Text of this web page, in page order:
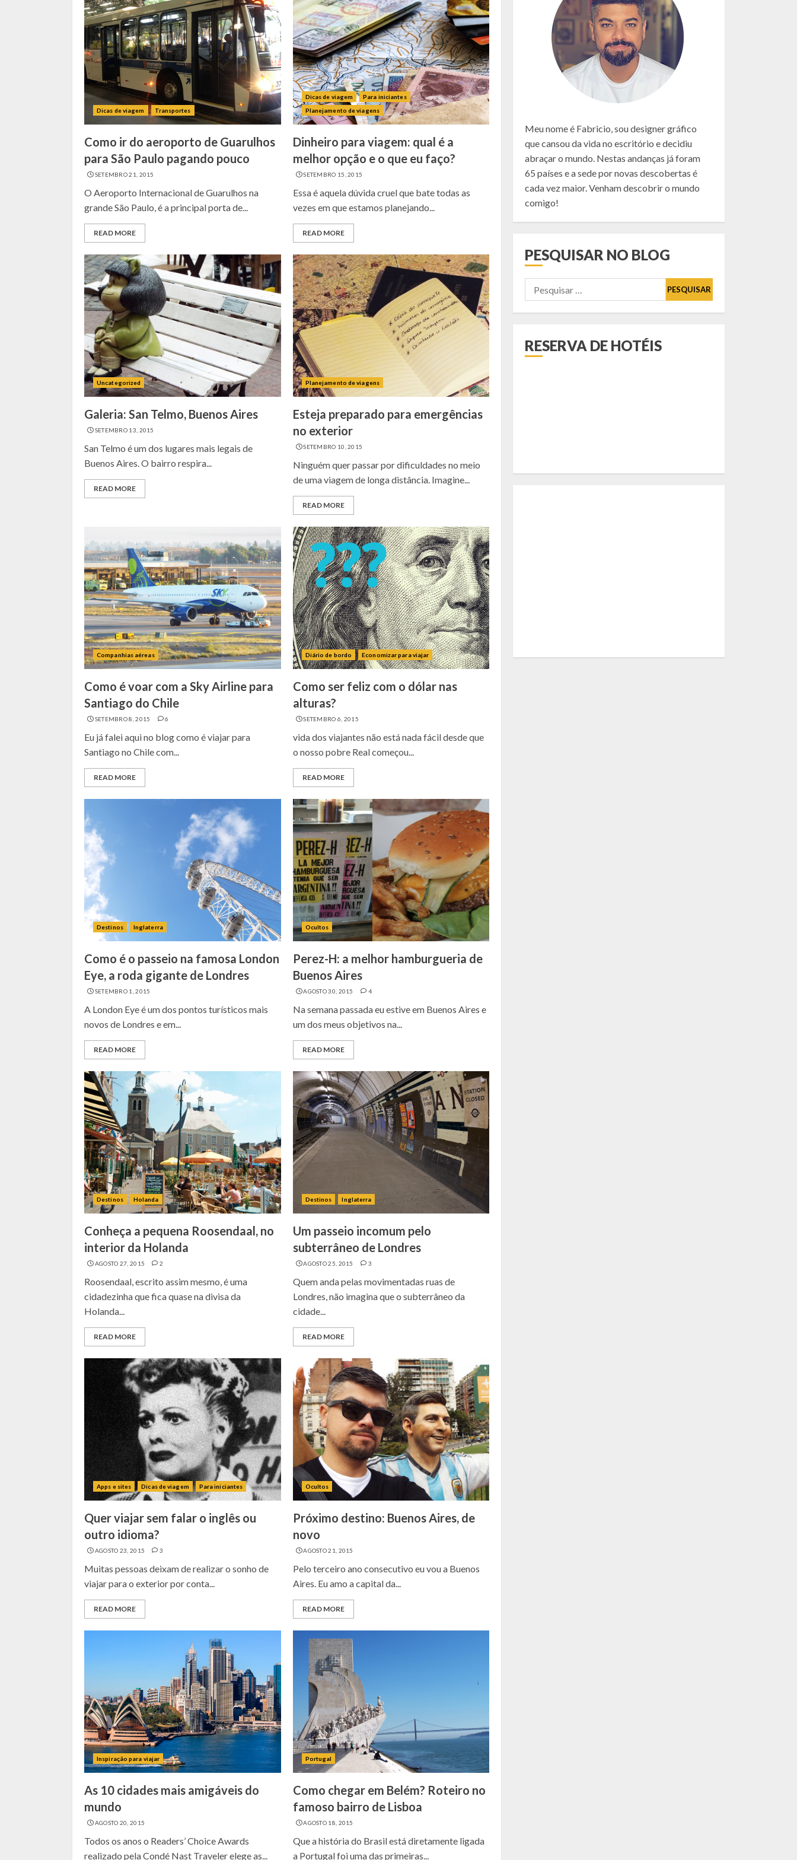
Dicas de viagem Transportes
Como ir do aeroporto de Guarulhos
para São Paulo pagando pouco
SETEMBRO 21, 2015
O Aeroporto Internacional de Guarulhos na
grande São Paulo, é a principal porta de...
READ MORE
Dicas de viagem
Para iniciantes
Planejamento de viagens
Dinheiro para viagem: qual é a
melhor opção e o que eu faço?
SETEMBRO 15, 2015
Essa é aquela dúvida cruel que bate todas as
vezes em que estamos planejando...
READ MORE
Uncategorized
Galeria: San Telmo, Buenos Aires
SETEMBRO 13, 2015
San Telmo é um dos lugares mais legais de
Buenos Aires. O bairro respira...
READ MORE
Planejamento de viagens
Esteja preparado para emergências
no exterior
SETEMBRO 10, 2015
Ninguém quer passar por dificuldades no meio
de uma viagem de longa distância. Imagine...
READ MORE
Companhias aéreas
Como é voar com a Sky Airline para
Santiago do Chile
SETEMBRO 8, 2015 6
Eu já falei aqui no blog como é viajar para
Santiago no Chile com...
READ MORE
Diário de bordo Economizar para viajar
Como ser feliz com o dólar nas
alturas?
SETEMBRO 6, 2015
vida dos viajantes não está nada fácil desde que
o nosso pobre Real começou...
READ MORE
Destinos Inglaterra
Como é o passeio na famosa London
Eye, a roda gigante de Londres
SETEMBRO 1, 2015
A London Eye é um dos pontos turísticos mais
novos de Londres e em...
READ MORE
Ocultos
Perez-H: a melhor hamburgueria de
Buenos Aires
AGOSTO 30, 2015 4
Na semana passada eu estive em Buenos Aires e
um dos meus objetivos na...
READ MORE
Destinos Holanda
Conheça a pequena Roosendaal, no
interior da Holanda
AGOSTO 27, 2015 2
Roosendaal, escrito assim mesmo, é uma
cidadezinha que fica quase na divisa da
Holanda...
READ MORE
Destinos Inglaterra
Um passeio incomum pelo
subterrâneo de Londres
AGOSTO 25, 2015 3
Quem anda pelas movimentadas ruas de
Londres, não imagina que o subterrâneo da
cidade...
READ MORE
Apps e sites Dicas de viagem Para iniciantes
Quer viajar sem falar o inglês ou
outro idioma?
AGOSTO 23, 2015 3
Muitas pessoas deixam de realizar o sonho de
viajar para o exterior por conta...
READ MORE
Ocultos
Próximo destino: Buenos Aires, de
novo
AGOSTO 21, 2015
Pelo terceiro ano consecutivo eu vou a Buenos
Aires. Eu amo a capital da...
READ MORE
Inspiração para viajar
As 10 cidades mais amigáveis do
mundo
AGOSTO 20, 2015
Todos os anos o Readers’ Choice Awards
realizado pela Condé Nast Traveler elege as...
Portugal
Como chegar em Belém? Roteiro no
famoso bairro de Lisboa
AGOSTO 18, 2015
Que a história do Brasil está diretamente ligada
a Portugal foi uma das primeiras...
Meu nome é Fabricio, sou designer gráfico
que cansou da vida no escritório e decidiu
abraçar o mundo. Nestas andanças já foram
65 países e a sede por novas descobertas é
cada vez maior. Venham descobrir o mundo
comigo!
PESQUISAR NO BLOG
Pesquisar
por:
RESERVA DE HOTÉIS